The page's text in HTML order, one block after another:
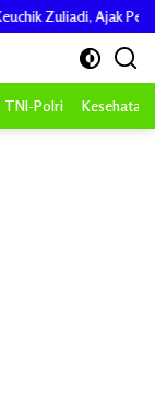
Ajak Perangkat
TNI-Polri Kesehatan